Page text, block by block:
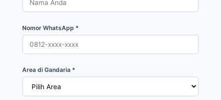
Nomor WhatsApp *
Area di Gandaria *